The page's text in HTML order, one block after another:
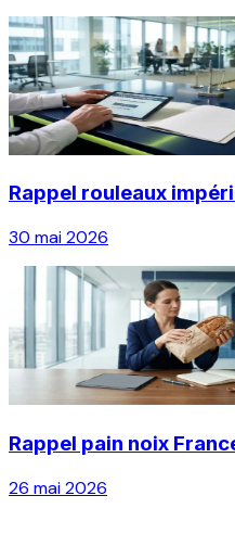
Rappel rouleaux
30 mai 2026
Rappel pain noix
26 mai 2026